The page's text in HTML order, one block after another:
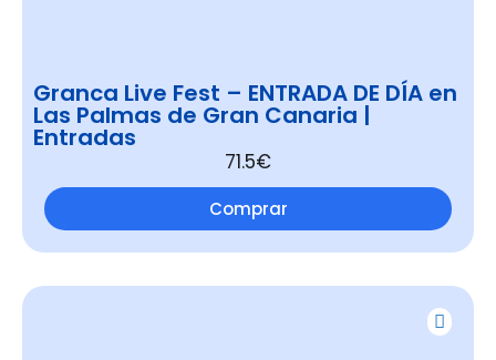
Granca Live Fest – ENTRADA DE DÍA en
Las Palmas de Gran Canaria |
Entradas
71.5€
Comprar